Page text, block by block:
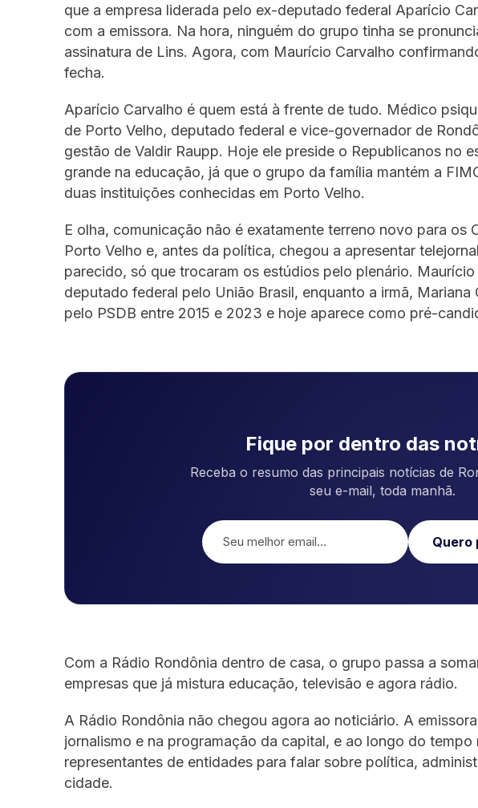
que a empresa liderada pelo ex-deputado federal Aparício
com a emissora. Na hora, ninguém do grupo tinha se
assinatura de Lins. Agora, com Maurício Carvalho
fecha.
Aparício Carvalho é quem está à frente de tudo. Médico
de Porto Velho, deputado federal e vice-governador de
gestão de Valdir Raupp. Hoje ele preside o Republicanos no
grande na educação, já que o grupo da família mantém a
duas instituições conhecidas em Porto Velho.
E olha, comunicação não é exatamente terreno novo para os
Porto Velho e, antes da política, chegou a apresentar
parecido, só que trocaram os estúdios pelo plenário.
deputado federal pelo União Brasil, enquanto a irmã,
pelo PSDB entre 2015 e 2023 e hoje aparece como pré-
Fique por dentro das
Receba o resumo das principais notícias de
seu e-mail, toda manhã.
Quero
Com a Rádio Rondônia dentro de casa, o grupo passa a
empresas que já mistura educação, televisão e agora rádio.
A Rádio Rondônia não chegou agora ao noticiário. A
jornalismo e na programação da capital, e ao longo do
representantes de entidades para falar sobre política,
cidade.